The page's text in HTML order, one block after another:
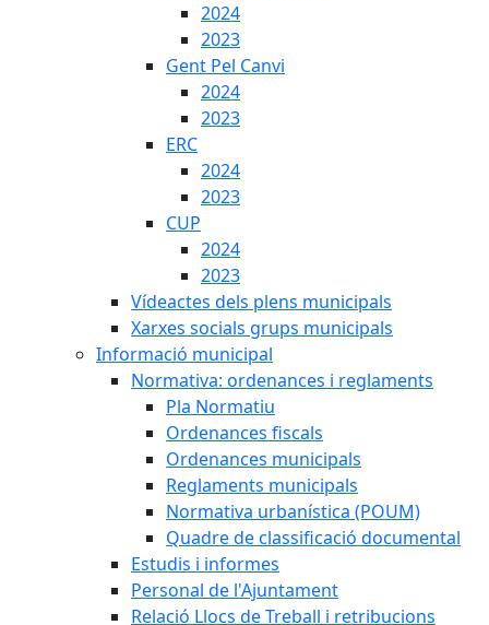
2024
2023
Gent Pel Canvi
2024
2023
ERC
2024
2023
CUP
2024
2023
Vídeactes dels plens municipals
Xarxes socials grups municipals
Informació municipal
Normativa: ordenances i reglaments
Pla Normatiu
Ordenances fiscals
Ordenances municipals
Reglaments municipals
Normativa urbanística (POUM)
Quadre de classificació documental
Estudis i informes
Personal de l'Ajuntament
Relació Llocs de Treball i retribucions